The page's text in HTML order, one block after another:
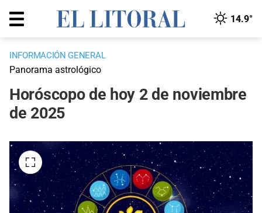
14.9°
INFORMACIÓN GENERAL
Panorama astrológico
Horóscopo de hoy 2 de noviembre
de 2025